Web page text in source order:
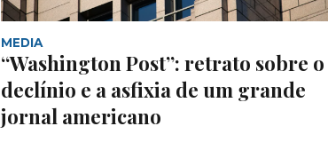
MEDIA
“Washington Post”: retrato sobre o
declínio e a asfixia de um grande
jornal americano